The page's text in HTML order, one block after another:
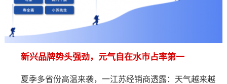
新兴品牌势头强劲，元气自在水市占率第一
夏季多省份高温来袭，一江苏经销商透露：天气越来越